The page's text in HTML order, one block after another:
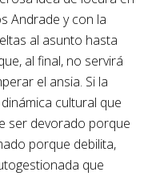
Andrade y con la
al asunto hasta
al final, no servirá
el ansia. Si la
cultural que
ser devorado porque
porque debilita,
que